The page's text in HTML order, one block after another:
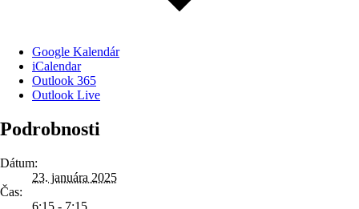
Google Kalendár
iCalendar
Outlook 365
Outlook Live
Podrobnosti
Dátum:
23. januára 2025
Čas: